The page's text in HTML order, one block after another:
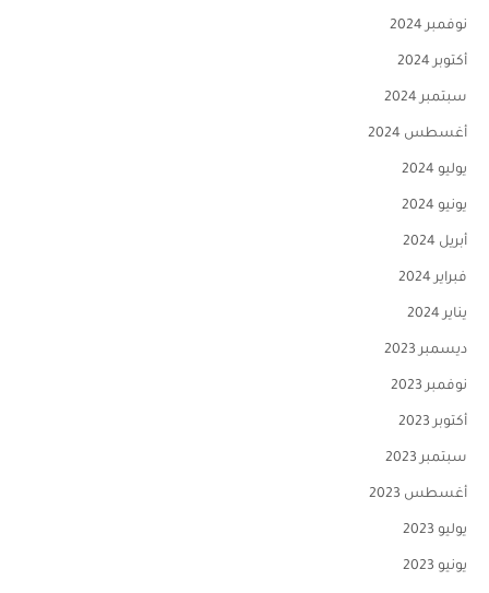
نوفمبر 2024
أكتوبر 2024
سبتمبر 2024
أغسطس 2024
يوليو 2024
يونيو 2024
أبريل 2024
فبراير 2024
يناير 2024
ديسمبر 2023
نوفمبر 2023
أكتوبر 2023
سبتمبر 2023
أغسطس 2023
يوليو 2023
يونيو 2023